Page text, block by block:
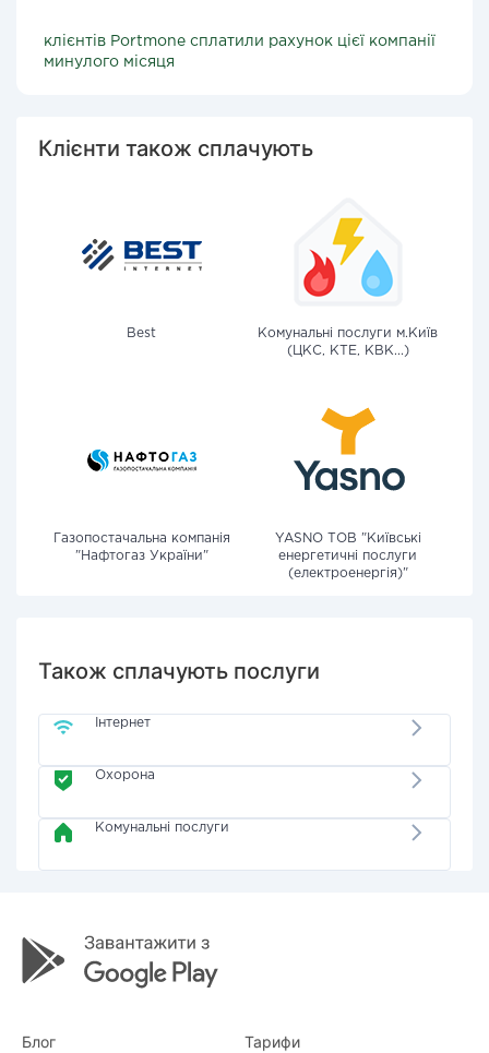
клієнтів Portmone сплатили рахунок цієї компанії
минулого місяця
Клієнти також сплачують
Best
Комунальні послуги м.Київ
(ЦКС, КТЕ, КВК...)
Газопостачальна компанія
"Нафтогаз України"
YASNO ТОВ "Київські
енергетичні послуги
(електроенергія)"
Також сплачують послуги
Інтернет
Охорона
Комунальні послуги
Блог Тарифи